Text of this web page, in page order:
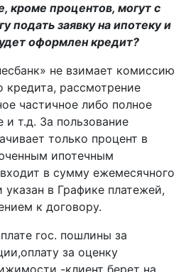
кроме процентов, могут с
подать заявку на ипотеку и
оформлен кредит?
не взимает комиссию
кредита, рассмотрение
частичное либо полное
и т.д. За пользование
только процент в
ипотечным
в сумму ежемесячного
в Графике платежей,
к договору.
гос. пошлины за
за оценку